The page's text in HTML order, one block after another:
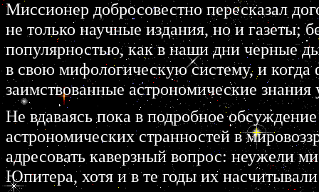
Миссионер добросовестно пересказал
не только научные издания, но и газеты;
популярностью, как в наши дни черные
в свою мифологическую систему, и когда
заимствованные астрономические
Не вдаваясь пока в подробное
астрономических странностей в
адресовать каверзный вопрос: неужели
Юпитера, хотя и в те годы их